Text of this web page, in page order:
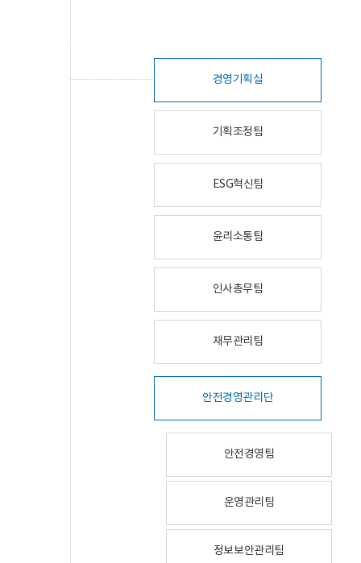
경영기획실
기획조정팀
ESG혁신팀
윤리소통팀
인사총무팀
재무관리팀
안전경영관리단
안전경영팀
운영관리팀
정보보안관리팀